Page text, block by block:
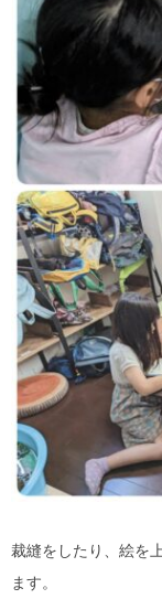
裁縫をしたり、絵を
ます。